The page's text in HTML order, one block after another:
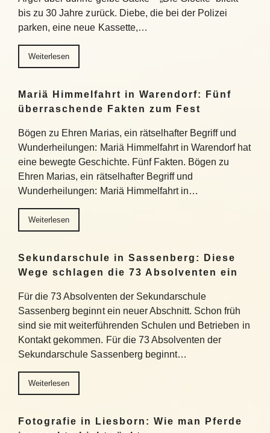
bis zu 30 Jahre zurück. Diebe, die bei der Polizei
parken, eine neue Kassette,…
Weiterlesen
Mariä Himmelfahrt in Warendorf: Fünf
überraschende Fakten zum Fest
Bögen zu Ehren Marias, ein rätselhafter Begriff und
Wunderheilungen: Mariä Himmelfahrt in Warendorf hat
eine bewegte Geschichte. Fünf Fakten. Bögen zu
Ehren Marias, ein rätselhafter Begriff und
Wunderheilungen: Mariä Himmelfahrt in…
Weiterlesen
Sekundarschule in Sassenberg: Diese
Wege schlagen die 73 Absolventen ein
Für die 73 Absolventen der Sekundarschule
Sassenberg beginnt ein neuer Abschnitt. Schon früh
sind sie mit weiterführenden Schulen und Betrieben in
Kontakt gekommen. Für die 73 Absolventen der
Sekundarschule Sassenberg beginnt…
Weiterlesen
Fotografie in Liesborn: Wie man Pferde